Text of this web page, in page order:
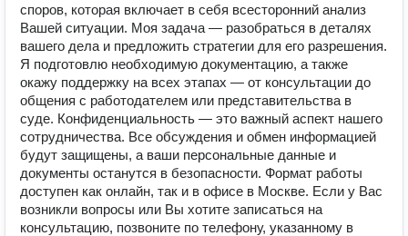
споров, которая включает в себя всесторонний анализ
Вашей ситуации. Моя задача — разобраться в деталях
вашего дела и предложить стратегии для его разрешения.
Я подготовлю необходимую документацию, а также
окажу поддержку на всех этапах — от консультации до
общения с работодателем или представительства в
суде. Конфиденциальность — это важный аспект нашего
сотрудничества. Все обсуждения и обмен информацией
будут защищены, а ваши персональные данные и
документы останутся в безопасности. Формат работы
доступен как онлайн, так и в офисе в Москве. Если у Вас
возникли вопросы или Вы хотите записаться на
консультацию, позвоните по телефону, указанному в